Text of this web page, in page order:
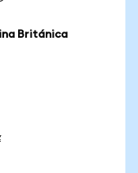
Británica